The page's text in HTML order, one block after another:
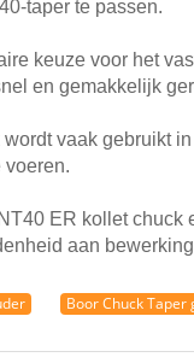
taper te passen.
keuze voor het
en gemakkelijk
vaak gebruikt
voeren.
ER kollet
aan
Boor Chuck